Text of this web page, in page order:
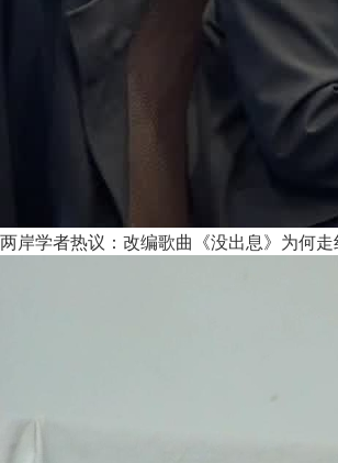
两岸学者热议：改编歌曲《没出息》为何走